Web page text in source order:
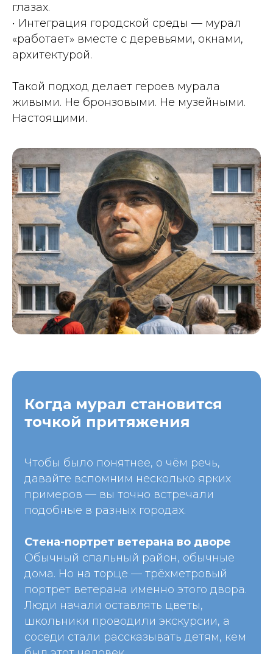
глазах.
• Интеграция городской среды — мурал
«работает» вместе с деревьями, окнами,
архитектурой.
Такой подход делает героев мурала
живыми. Не бронзовыми. Не музейными.
Настоящими.
Когда мурал становится
точкой притяжения
Чтобы было понятнее, о чём речь,
давайте вспомним несколько ярких
примеров — вы точно встречали
подобные в разных городах.
Стена-портрет ветерана во дворе
Обычный спальный район, обычные
дома. Но на торце — трёхметровый
портрет ветерана именно этого двора.
Люди начали оставлять цветы,
школьники проводили экскурсии, а
соседи стали рассказывать детям, кем